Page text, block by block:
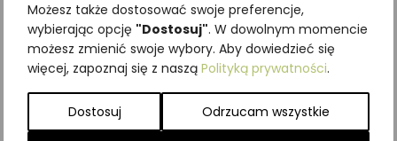
Możesz także dostosować swoje preferencje,
wybierając opcję "Dostosuj". W dowolnym momencie
możesz zmienić swoje wybory. Aby dowiedzieć się
więcej, zapoznaj się z naszą Polityką prywatności.
Dostosuj Odrzucam wszystkie
dni: 65,00zł
SKU:Brak danych
Kategorie:Grzyby,ILUSTRACJE
Podobne produkty